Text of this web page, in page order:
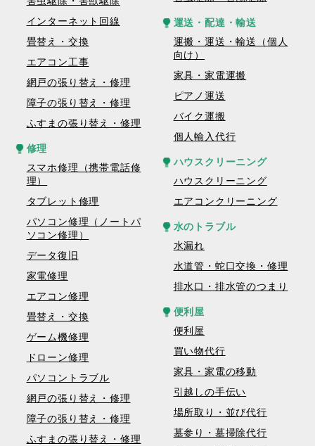
インターネット回線
畳替え・交換
エアコン工事
網戸の張り替え・修理
障子の張り替え・修理
ふすまの張り替え・修理
修理
スマホ修理（携帯電話修
理）
タブレット修理
パソコン修理（ノートパ
ソコン修理）
データ復旧
家電修理
エアコン修理
畳替え・交換
ゲーム機修理
ドローン修理
パソコントラブル
網戸の張り替え・修理
障子の張り替え・修理
ふすまの張り替え・修理
運送・配達・輸送
運搬・運送・輸送（個人
向け）
家具・家電運搬
ピアノ運送
バイク運搬
個人輸入代行
ハウスクリーニング
ハウスクリーニング
エアコンクリーニング
水のトラブル
水漏れ
水道管・蛇口交換・修理
排水口・排水管のつまり
便利屋
便利屋
買い物代行
家具・家電の移動
引越しの手伝い
場所取り・並び代行
墓参り・墓掃除代行